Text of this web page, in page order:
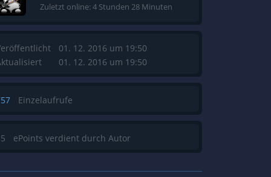
Zuletzt online: 4 Stunden 28 Minuten
01. 12. 2016 um 19:50
01. 12. 2016 um 19:50
Einzelaufrufe
ePoints verdient durch Autor